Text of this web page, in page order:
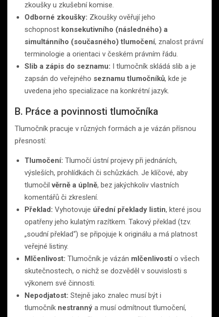
zkoušky u zkušební komise.
Odborné zkoušky: Zkoušky ověřují jeho
schopnost konsekutivního (následného) a
simultánního (současného) tlumočení, znalost právní
terminologie a orientaci v českém právním řádu.
Slib a zápis do seznamu: I tlumočník skládá slib a je
zapsán do veřejného seznamu tlumočníků, kde je
uvedena jeho specializace na konkrétní jazyk.
B. Práce a povinnosti tlumočníka
Tlumočník pracuje v různých formách a je vázán přísnou
přesností:
Tlumočení: Tlumočí ústní projevy při jednáních,
výsleších, prohlídkách či schůzkách. Je klíčové, aby
tlumočilvěrně a úplně, bez jakýchkoliv vlastních
komentářů či zkreslení.
Překlad: Vyhotovuje úřední překlady listin, které jsou
opatřeny jeho kulatým razítkem. Takový překlad (tzv.
„soudní překlad“) se připojuje k originálu a má platnost
veřejné listiny.
Mlčenlivost: Tlumočník je vázán mlčenlivostío všech
skutečnostech, o nichž se dozvěděl v souvislosti s
výkonem své činnosti.
Nepodjatost: Stejně jako znalec musí být i
tlumočník nestranný a musí odmítnout tlumočení,